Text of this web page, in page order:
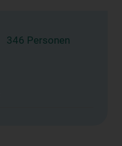
346 Personen